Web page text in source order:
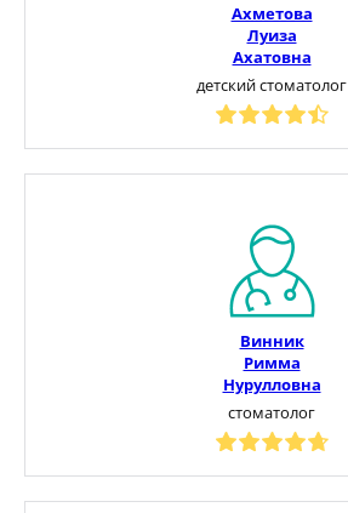
Ахметова
Луиза
Ахатовна
детский стоматолог
Винник
Римма
Нурулловна
стоматолог